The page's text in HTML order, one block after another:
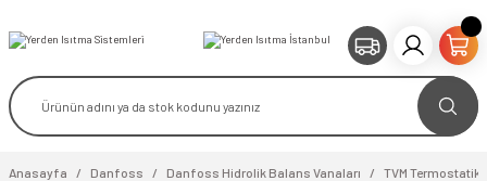
Anasayfa Danfoss Danfoss Hidrolik Balans Vanaları TVM Termostatik